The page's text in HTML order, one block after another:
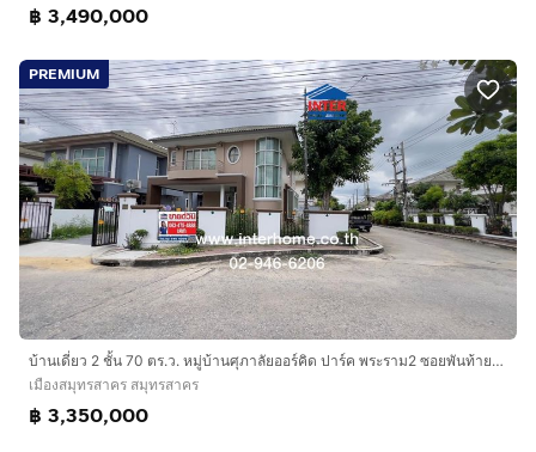
฿ 3,490,000
PREMIUM
บ้านเดี่ยว 2 ชั้น 70 ตร.ว. หมู่บ้านศุภาลัยออร์คิด ปาร์ค พระราม2 ซอยพันท้ายนรสิงห์ ถนนพระราม2 ถนนกาญจนาภิเษก เมืองสมุทรสาคร สมุทรสาคร
เมืองสมุทรสาคร สมุทรสาคร
฿ 3,350,000